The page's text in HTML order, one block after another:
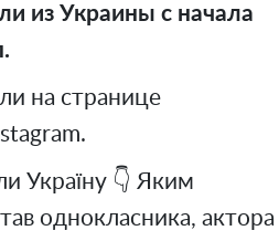
из Украины с начала
на странице
Україну 👇 Яким
однокласника, актора